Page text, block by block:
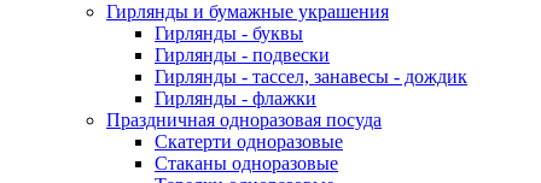
Гирлянды и бумажные украшения
Гирлянды - буквы
Гирлянды - подвески
Гирлянды - тассел, занавесы - дождик
Гирлянды - флажки
Праздничная одноразовая посуда
Скатерти одноразовые
Стаканы одноразовые